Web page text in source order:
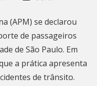
(APM) se declarou
de passageiros
de São Paulo. Em
a prática apresenta
de trânsito.